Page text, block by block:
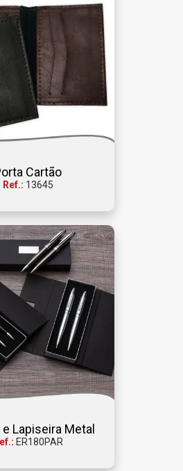
Cartão
Ref.: 13645
e Lapiseira Metal
ER180PAR